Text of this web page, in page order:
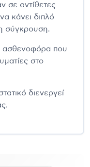
σε αντίθετες
κάνει διπλό
σύγκρουση.
ασθενοφόρα που
στο
διενεργεί